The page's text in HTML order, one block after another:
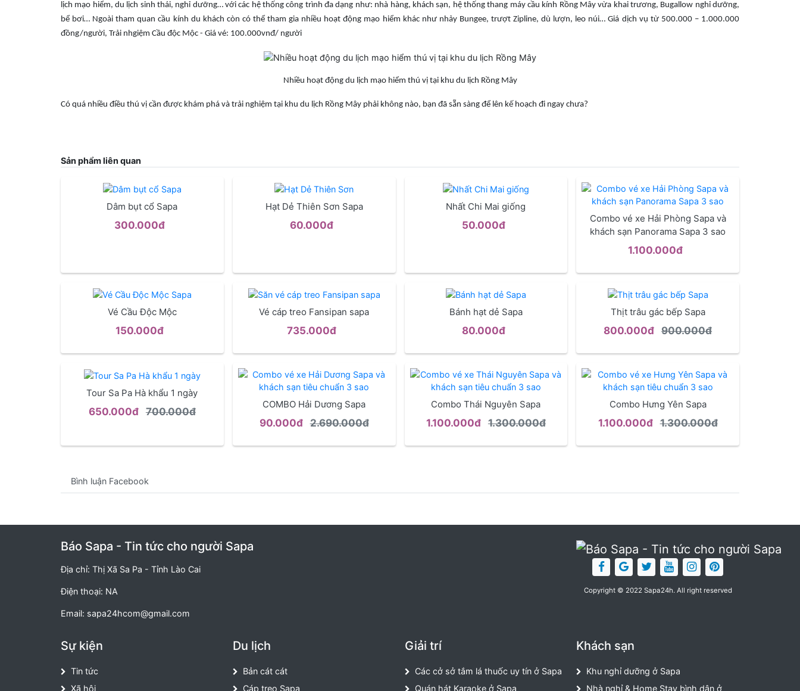
lịch mạo hiểm, du lịch sinh thái, nghỉ dưỡng… với các hệ thống công trình đa dạng như: nhà hàng, khách sạn, hệ thống thang máy cầu kính Rồng Mây vừa khai trương, Bugallow nghỉ dưỡng,
bể bơi… Ngoài tham quan cầu kính du khách còn có thể tham gia nhiều hoạt động mạo hiểm khác như nhảy Bungee, trượt Zipline, dù lượn, leo núi… Giá dịch vụ từ 500.000 – 1.000.000
đồng/người, Trải nhgiệm Cầu độc Mộc - Giá vé: 100.000vnđ/ người
Nhiều hoạt động du lịch mạo hiểm thú vị tại khu du lịch Rồng Mây
Có quá nhiều điều thú vị cần được khám phá và trải nghiệm tại khu du lịch Rồng Mây phải không nào, bạn đã sẵn sàng để lên kế hoạch đi ngay chưa?
Sản phẩm liên quan
Dâm bụt cổ Sapa
300.000đ
Hạt Dẻ Thiên Sơn Sapa
60.000đ
Nhất Chi Mai giống
50.000đ
Combo vé xe Hải Phòng Sapa và
khách sạn Panorama Sapa 3 sao
1.100.000đ
Vé Cầu Độc Mộc
150.000đ
Vé cáp treo Fansipan sapa
735.000đ
Bánh hạt dẻ Sapa
80.000đ
Thịt trâu gác bếp Sapa
800.000đ 900.000đ
Tour Sa Pa Hà khẩu 1 ngày
650.000đ 700.000đ
COMBO Hải Dương Sapa
90.000đ 2.690.000đ
Combo Thái Nguyên Sapa
1.100.000đ 1.300.000đ
Combo Hưng Yên Sapa
1.100.000đ 1.300.000đ
Bình luận Facebook
Báo Sapa - Tin tức cho người Sapa
Địa chỉ: Thị Xã Sa Pa - Tỉnh Lào Cai
Điện thoại: NA
Email: sapa24hcom@gmail.com
Copyright © 2022 Sapa24h. All right reserved
Sự kiện
Tin tức
Xã hội
Du lịch
Bản cát cát
Cáp treo Sapa
Giải trí
Các cở sở tắm lá thuốc uy tín ở Sapa
Quán hát Karaoke ở Sapa
Khách sạn
Khu nghỉ dưỡng ở Sapa
Nhà nghỉ & Home Stay bình dân ở